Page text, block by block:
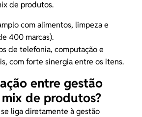
de produtos.
com alimentos, limpeza e
400 marcas).
de telefonia, computação e
com forte sinergia entre os itens.
entre gestão
de produtos?
liga diretamente à gestão